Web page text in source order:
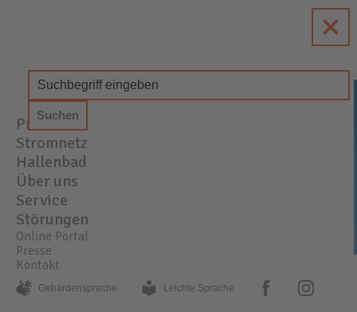
enewa
Online Portal
Presse
Kontakt
Gebärden­sprache Leichte Sprache facebook instagram
Produkte
Stromnetz
Hallenbad
Über uns
Service
Störungen